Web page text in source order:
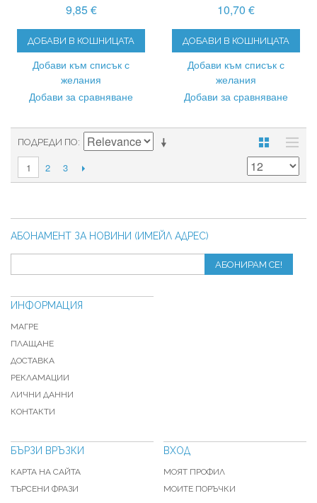
9,85 €
ДОБАВИ В КОШНИЦАТА
Добави към списък с
желания
Добави за сравняване
10,70 €
ДОБАВИ В КОШНИЦАТА
Добави към списък с
желания
Добави за сравняване
ПОДРЕДИ ПО
1 2 3
АБОНАМЕНТ ЗА НОВИНИ (ИМЕЙЛ АДРЕС)
АБОНИРАМ СЕ!
ИНФОРМАЦИЯ
МАГРЕ
ПЛАЩАНЕ
ДОСТАВКА
РЕКЛАМАЦИИ
ЛИЧНИ ДАННИ
КОНТАКТИ
БЪРЗИ ВРЪЗКИ
КАРТА НА САЙТА
ТЪРСЕНИ ФРАЗИ
ВХОД
МОЯТ ПРОФИЛ
МОИТЕ ПОРЪЧКИ